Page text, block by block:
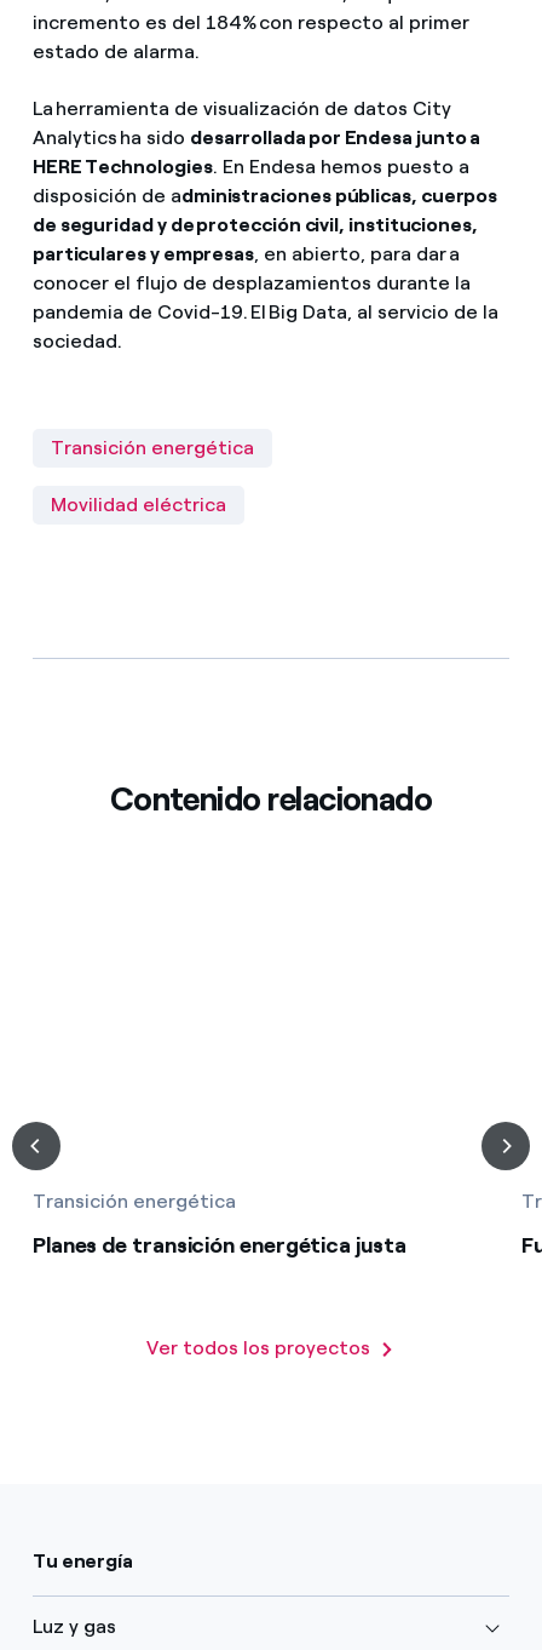
incremento es del 184% con respecto al primer
estado de alarma.
La herramienta de visualización de datos City
Analytics ha sido desarrollada por Endesa junto a
HERE Technologies. En Endesa hemos puesto a
disposición de administraciones públicas, cuerpos
de seguridad y de protección civil, instituciones,
particulares y empresas, en abierto, para dar a
conocer el flujo de desplazamientos durante la
pandemia de Covid-19. El Big Data, al servicio de la
sociedad.
Transición energética
Movilidad eléctrica
Contenido relacionado
Transición energética
Planes de transición energética justa
Ver todos los proyectos
Tu energía
Luz y gas